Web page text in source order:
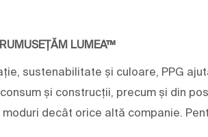
LUMEA™
sustenabilitate și culoare, PPG
și construcții, precum și din
decât orice altă companie.